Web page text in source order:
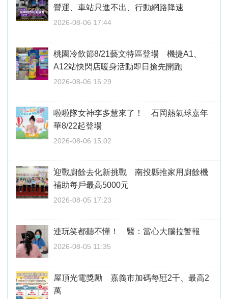
營運、車站只進不出、行動網路降速
2026-08-06 17:44
桃園冷飲節8/21藝文特區登場 機捷A1、
A12站快閃店暖身活動即日搶先開跑
2026-08-06 16:29
啦啦隊女神李多慧來了！ 石岡熱氣球嘉年
華8/22起登場
2026-08-06 15:02
迎戰廚餘去化新挑戰 南投縣推家用廚餘機
補助每戶最高5000元
2026-08-05 17:23
連玩笑都聽不懂！ 醫：當心大腦拉警報
2026-08-05 11:35
屋頂光電獎勵 嘉義市加碼每瓩2千、最高2
萬